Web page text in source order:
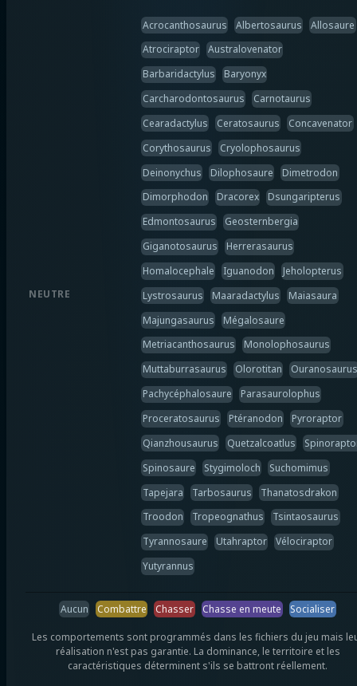
NEUTRE
Acrocanthosaurus Albertosaurus
Allosaure
Atrociraptor
Australovenator
Barbaridactylus
Baryonyx
Carcharodontosaurus
Carnotaurus
Cearadactylus
Ceratosaurus
Concavenator
Corythosaurus
Cryolophosaurus
Deinonychus
Dilophosaure
Dimetrodon
Dimorphodon
Dracorex
Dsungaripterus
Edmontosaurus
Geosternbergia
Giganotosaurus
Herrerasaurus
Homalocephale
Iguanodon
Jeholopterus
Lystrosaurus
Maaradactylus
Maiasaura
Majungasaurus
Mégalosaure
Metriacanthosaurus
Monolophosaurus
Muttaburrasaurus
Olorotitan
Ouranosaurus
Pachycéphalosaure
Parasaurolophus
Proceratosaurus
Ptéranodon
Pyroraptor
Qianzhousaurus
Quetzalcoatlus
Spinosaure
Stygimoloch
Suchomimus
Tapejara
Tarbosaurus
Thanatosdrakon
Troodon
Tropeognathus
Tsintaosaurus
Tyrannosaure
Utahraptor
Vélociraptor
Yutyrannus
Aucun Combattre Chasser Chasse en meute Socialiser
Les comportements sont programmés dans les fichiers du jeu mais
réalisation n'est pas garantie. La dominance, le territoire et les
caractéristiques déterminent s'ils se battront réellement.